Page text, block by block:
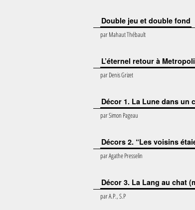
Double jeu et double fond
parMahaut Thébault
L’éternel retour à
parDenis Grizet
Décor 1. La Lune dans un
parSimon Pageau
Décors 2. “Les voisins
parAgathe Presselin
Décor 3. La Lang au chat
parA.P., S.P